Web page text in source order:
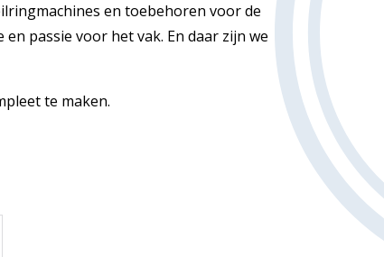
en toebehoren voor de
passie voor het vak. En daar zijn we
te maken.